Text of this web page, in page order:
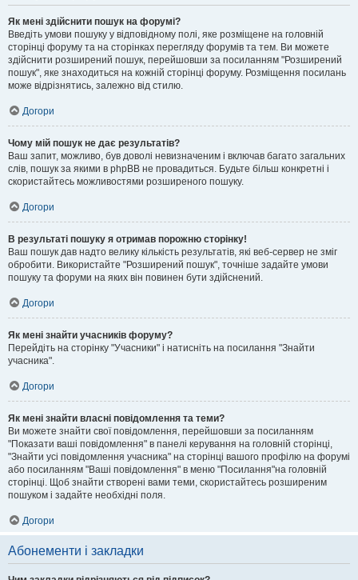
Як мені здійснити пошук на форумі?
Введіть умови пошуку у відповідному полі, яке розміщене на головній
сторінці форуму та на сторінках перегляду форумів та тем. Ви можете
здійснити розширений пошук, перейшовши за посиланням "Розширений
пошук", яке знаходиться на кожній сторінці форуму. Розміщення посилань
може відрізнятись, залежно від стилю.
Догори
Чому мій пошук не дає результатів?
Ваш запит, можливо, був доволі невизначеним і включав багато загальних
слів, пошук за якими в phpBB не провадиться. Будьте більш конкретні і
скористайтесь можливостями розширеного пошуку.
Догори
В результаті пошуку я отримав порожню сторінку!
Ваш пошук дав надто велику кількість результатів, які веб-сервер не зміг
обробити. Використайте "Розширений пошук", точніше задайте умови
пошуку та форуми на яких він повинен бути здійснений.
Догори
Як мені знайти учасників форуму?
Перейдіть на сторінку "Учасники" і натисніть на посилання "Знайти
учасника".
Догори
Як мені знайти власні повідомлення та теми?
Ви можете знайти свої повідомлення, перейшовши за посиланням
"Показати ваші повідомлення" в панелі керування на головній сторінці,
"Знайти усі повідомлення учасника" на сторінці вашого профілю на форумі
або посиланням "Ваші повідомлення" в меню "Посилання"на головній
сторінці. Щоб знайти створені вами теми, скористайтесь розширеним
пошуком і задайте необхідні поля.
Догори
Абонементи і закладки